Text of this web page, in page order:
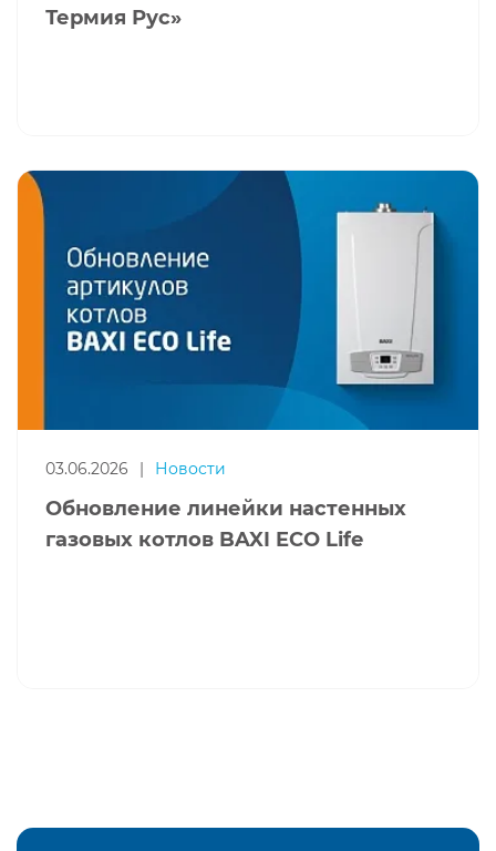
Термия Рус»
03.06.2026 Новости
Обновление линейки настенных
газовых котлов BAXI ECO Life